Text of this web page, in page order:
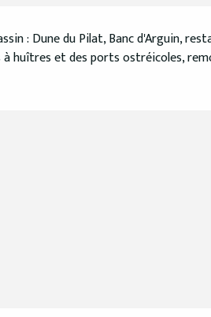
: Dune du Pilat, Banc d'Arguin,
à huîtres et des ports ostréicoles,